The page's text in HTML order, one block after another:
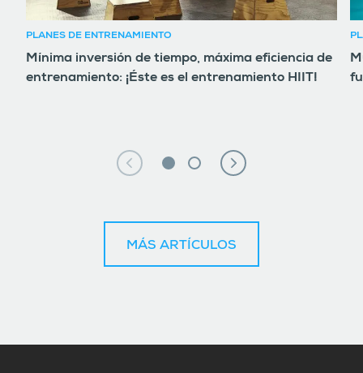
PLANES DE ENTRENAMIENTO
Mínima inversión de tiempo, máxima eficiencia de
entrenamiento: ¡Éste es el entrenamiento HIIT!
MÁS ARTÍCULOS